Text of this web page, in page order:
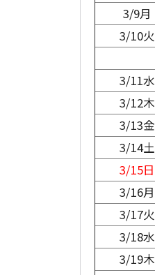
3/9月
3/10火
3/11水
3/12木
3/13金
3/14土
3/15日
3/16月
3/17火
3/18水
3/19木